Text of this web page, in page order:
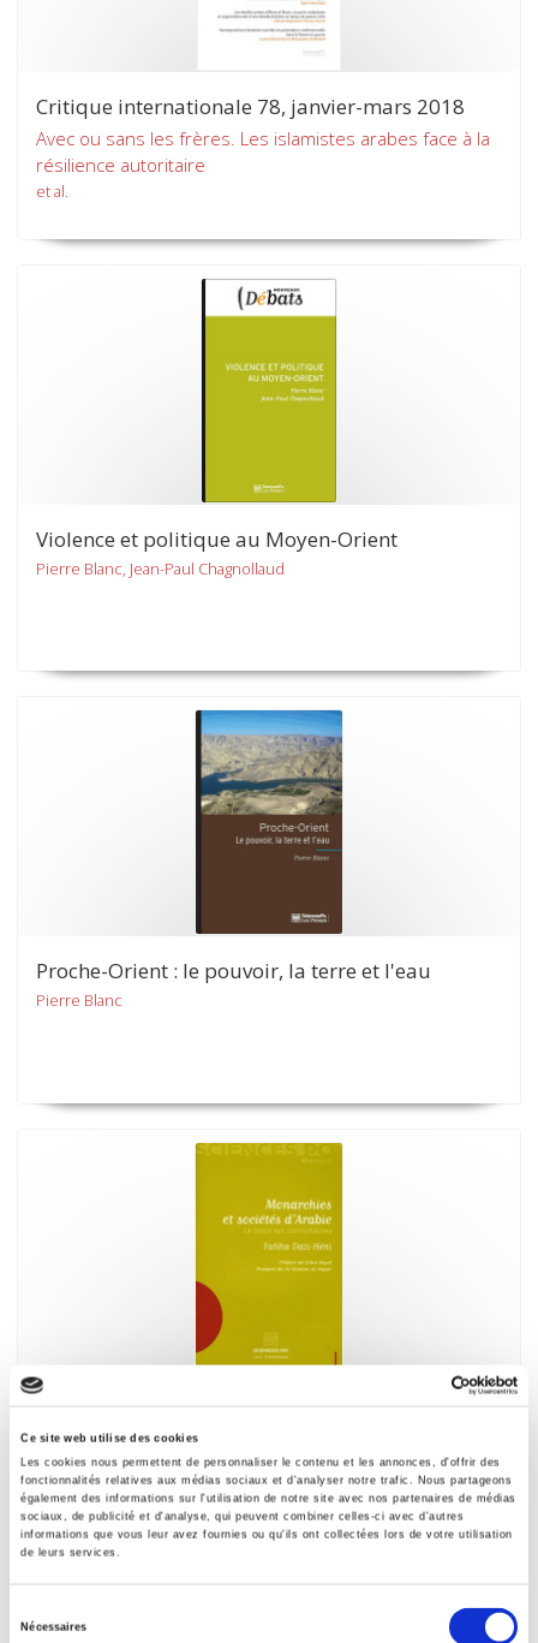
Ce site web utilise des cookies
Les cookies nous permettent de personnaliser le contenu et les annonces, d'offrir des
fonctionnalités relatives aux médias sociaux et d'analyser notre trafic. Nous partageons
également des informations sur l'utilisation de notre site avec nos partenaires de médias
sociaux, de publicité et d'analyse, qui peuvent combiner celles-ci avec d'autres
informations que vous leur avez fournies ou qu'ils ont collectées lors de votre utilisation
de leurs services.
Nécessaires
Critique internationale 78, janvier-mars 2018
Avec ou sans les frères. Les islamistes arabes face à la
résilience autoritaire
et al.
Violence et politique au Moyen-Orient
Pierre Blanc, Jean-Paul Chagnollaud
Proche-Orient : le pouvoir, la terre et l'eau
Pierre Blanc
Monarchies et sociétés d'Arabie
Le temps des confrontations
Fatiha Dazi-Heni
Gilles Kepel